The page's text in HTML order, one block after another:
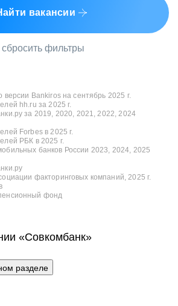
вакансии
сбросить фильтры
версии Bankiros на сентябрь 2025 г.
hh.ru за 2025 г.
за 2019, 2020, 2021, 2022, 2024
Forbes в 2025 г.
РБК в 2025 г.
банков России 2023, 2024, 2025
факторинговых компаний, 2025 г.
фонд
«Совкомбанк»
разделе